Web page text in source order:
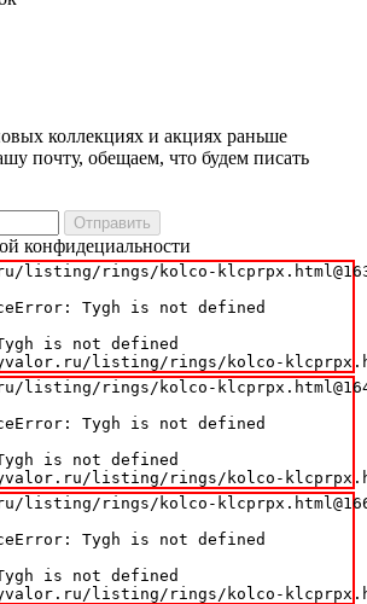
коллекциях и акциях раньше
почту, обещаем, что будем писать
Отправить
конфидециальности
listing/rings/kolco-
Tygh is not defined
is not defined
listing/rings/kolco-
listing/rings/kolco-
Tygh is not defined
is not defined
listing/rings/kolco-
listing/rings/kolco-
Tygh is not defined
is not defined
listing/rings/kolco-